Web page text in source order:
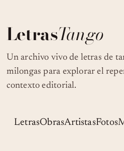
LetrasTango
Un archivo vivo de letras de
milongas para explorar el
contexto editorial.
LetrasObrasArtistasFotos